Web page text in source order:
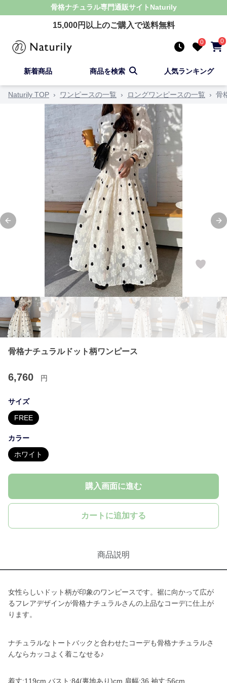
骨格ナチュラル専門通販サイト Naturily
15,000円以上のご購入で送料無料
0 0
新着商品 商品を検索 人気ランキング
Naturily TOP › ワンピースの一覧 › ロングワンピースの一覧 › 骨
Previous slide
骨格ナチュラルドット柄ワンピース
6,760 円
サイズ
FREE
カラー
ホワイト
購入画面に進む
カートに追加する
商品説明
女性らしいドット柄が印象のワンピースです。裾に向かって広が
るフレアデザインが骨格ナチュラルさんの上品なコーデに仕上が
ります。
ナチュラルなトートバックと合わせたコーデも骨格ナチュラルさ
んならカッコよく着こなせる♪
着丈:119cm バスト:84(裏地あり)cm 肩幅:36 袖丈:56cm